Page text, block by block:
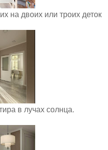
на двоих или троих деток
в лучах солнца.